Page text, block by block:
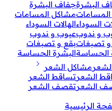
جفاف البشرة
مشاكل المسامات
الهالات السوداء
عيوب و ندوب
بقع و تصبغات
البشرة الحساسة
مشاكل الشعر
تساقط الشعر
تقصف الشعر
الرئيسية